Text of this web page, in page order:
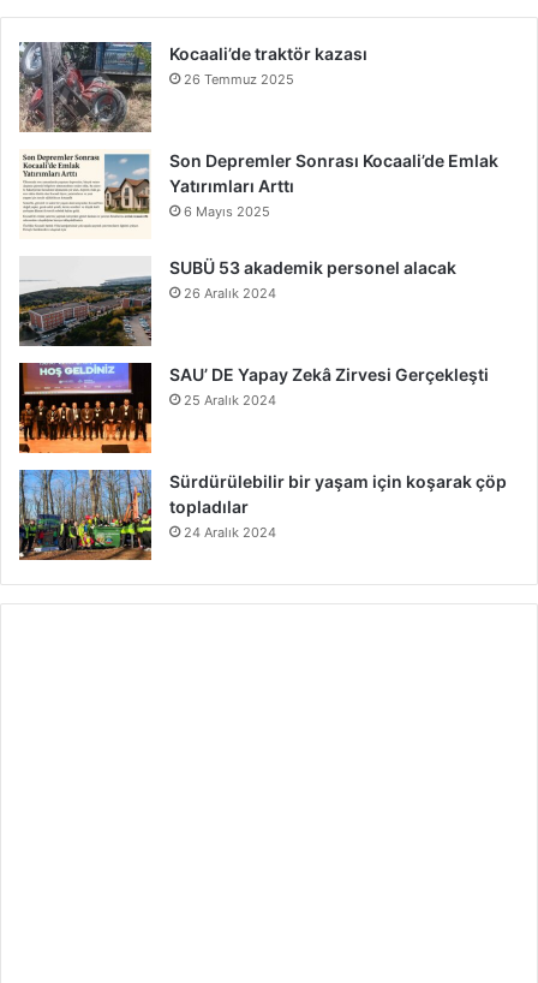
Kocaali’de traktör kazası
26 Temmuz 2025
Son Depremler Sonrası Kocaali’de Emlak
Yatırımları Arttı
6 Mayıs 2025
SUBÜ 53 akademik personel alacak
26 Aralık 2024
SAU’ DE Yapay Zekâ Zirvesi Gerçekleşti
25 Aralık 2024
Sürdürülebilir bir yaşam için koşarak çöp
topladılar
24 Aralık 2024